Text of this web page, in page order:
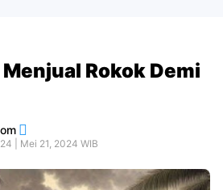
Rokok Demi
| Mei 21, 2024 WIB